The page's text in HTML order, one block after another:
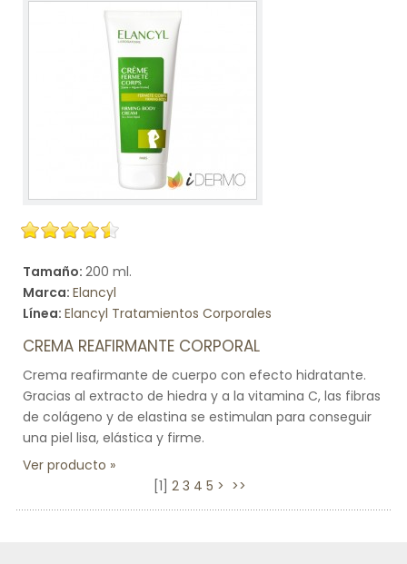
Tamaño: 200 ml.
Marca: Elancyl
Línea: Elancyl Tratamientos Corporales
CREMA REAFIRMANTE CORPORAL
Crema reafirmante de cuerpo con efecto hidratante.
Gracias al extracto de hiedra y a la vitamina C, las fibras
de colágeno y de elastina se estimulan para conseguir
una piel lisa, elástica y firme.
Ver producto
1 2 3 4 5 > >>